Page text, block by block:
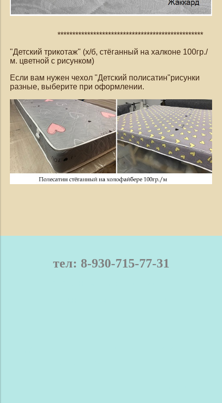
*************************************************
"Детский трикотаж" (х/б, стёганный на халконе 100гр./
м. цветной с рисунком)
Если вам нужен чехол "Детский полисатин"рисунки
разные, выберите при оформлении.
тел: 8-930-715-77-31